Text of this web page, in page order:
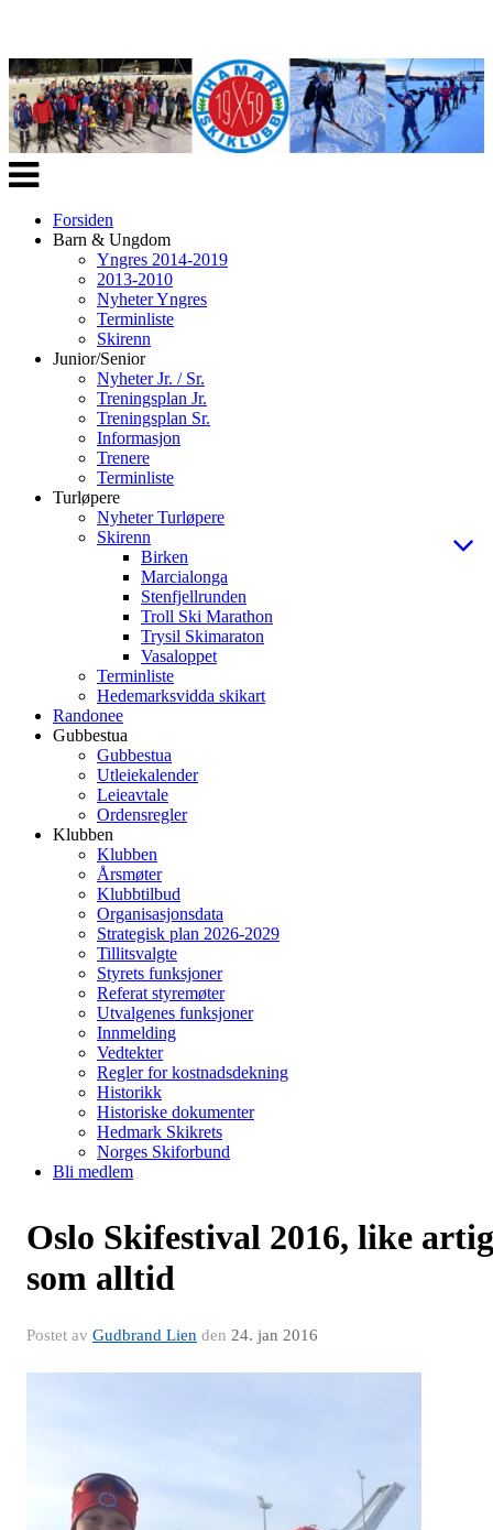
Veksle
navigasjon
Forsiden
Barn & Ungdom
Yngres 2014-2019
2013-2010
Nyheter Yngres
Terminliste
Skirenn
Junior/Senior
Nyheter Jr. / Sr.
Treningsplan Jr.
Treningsplan Sr.
Informasjon
Trenere
Terminliste
Turløpere
Nyheter Turløpere
Skirenn
Birken
Marcialonga
Stenfjellrunden
Troll Ski Marathon
Trysil Skimaraton
Vasaloppet
Terminliste
Hedemarksvidda skikart
Randonee
Gubbestua
Gubbestua
Utleiekalender
Leieavtale
Ordensregler
Klubben
Klubben
Årsmøter
Klubbtilbud
Organisasjonsdata
Strategisk plan 2026-2029
Tillitsvalgte
Styrets funksjoner
Referat styremøter
Utvalgenes funksjoner
Innmelding
Vedtekter
Regler for kostnadsdekning
Historikk
Historiske dokumenter
Hedmark Skikrets
Norges Skiforbund
Bli medlem
Oslo Skifestival 2016, like artig
som alltid
Postet av Gudbrand Lien den 24. jan 2016